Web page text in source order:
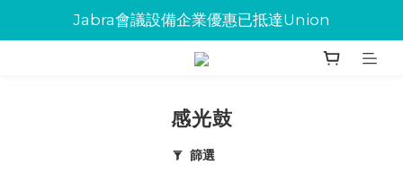
Jabra會議設備企業優惠已抵達Union
Jabra會議設備企業優惠已抵達Union
環保碳粉歡迎大量下單
感光鼓
篩選